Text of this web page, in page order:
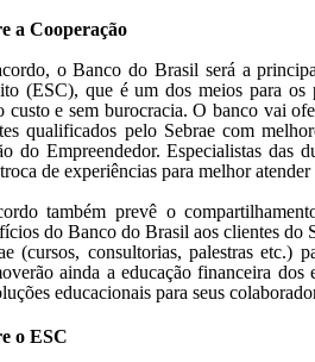
a Cooperação
o Banco do Brasil será a
(ESC), que é um dos meios para os
custo e sem burocracia. O banco vai
qualificados pelo Sebrae com
do Empreendedor. Especialistas das
de experiências para melhor
também prevê o
do Banco do Brasil aos clientes do
(cursos, consultorias, palestras etc.)
ainda a educação financeira dos
educacionais para seus
o ESC